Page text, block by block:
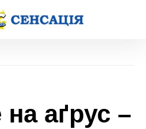
аґрус –